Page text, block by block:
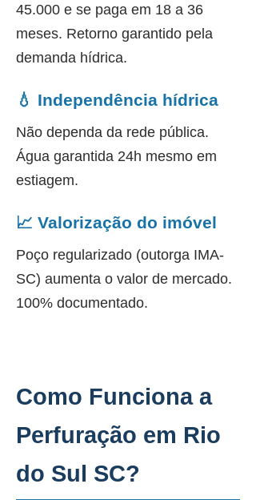
45.000 e se paga em 18 a 36
meses. Retorno garantido pela
demanda hídrica.
💧 Independência hídrica
Não dependa da rede pública.
Água garantida 24h mesmo em
estiagem.
📈 Valorização do imóvel
Poço regularizado (outorga IMA-
SC) aumenta o valor de mercado.
100% documentado.
Como Funciona a
Perfuração em Rio
do Sul SC?